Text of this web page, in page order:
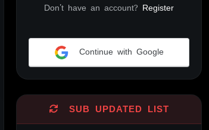
Don't have an account? Register
Continue with Google
SUB UPDATED LIST